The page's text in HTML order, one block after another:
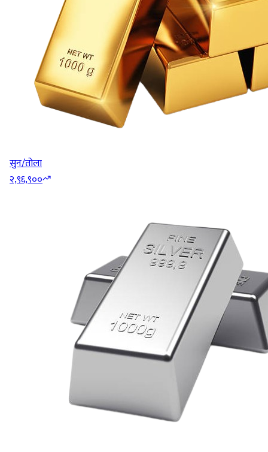
सुन/तोला
२,९६,९००